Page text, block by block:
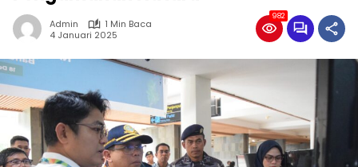
Admin
1 Min Baca
4 Januari 2025
982